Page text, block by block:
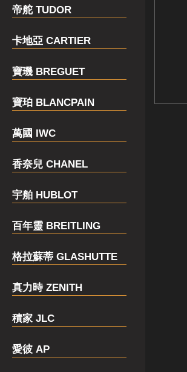
帝舵 TUDOR
卡地亞 CARTIER
寶璣 BREGUET
寶珀 BLANCPAIN
萬國 IWC
香奈兒 CHANEL
宇舶 HUBLOT
百年靈 BREITLING
格拉蘇蒂 GLASHUTTE
真力時 ZENITH
積家 JLC
愛彼 AP